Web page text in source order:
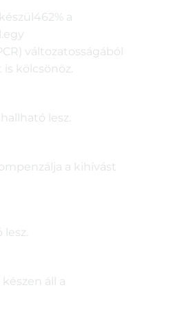
a
változatosságából
kölcsönöz.
lesz.
a kihívást
áll a